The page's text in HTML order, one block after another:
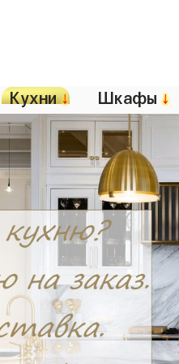
Кухни↓ Шкафы↓